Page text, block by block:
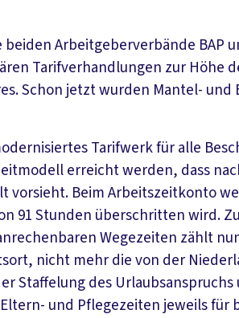
Arbeitgeberverbände BAP
Tarifverhandlungen zur Höhe
Schon jetzt wurden Mantel-
Tarifwerk für alle
erreicht werden, dass
vorsieht. Beim Arbeitszeitkonto
91 Stunden überschritten wird.
Wegezeiten zählt
nicht mehr die von der
Staffelung des Urlaubsanspruchs
und Pflegezeiten jeweils für